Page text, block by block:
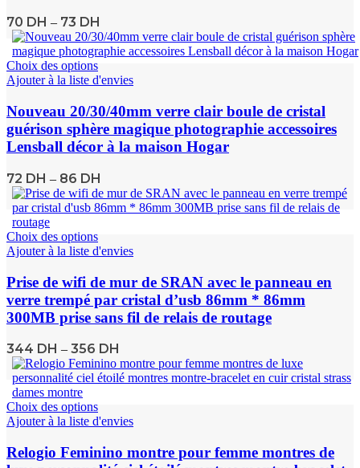
70 DH – 73 DH
Choix des options
Ajouter à la liste d'envies
Nouveau 20/30/40mm verre clair boule de cristal
guérison sphère magique photographie accessoires
Lensball décor à la maison Hogar
72 DH – 86 DH
Choix des options
Ajouter à la liste d'envies
Prise de wifi de mur de SRAN avec le panneau en
verre trempé par cristal d’usb 86mm * 86mm
300MB prise sans fil de relais de routage
344 DH – 356 DH
Choix des options
Ajouter à la liste d'envies
Relogio Feminino montre pour femme montres de